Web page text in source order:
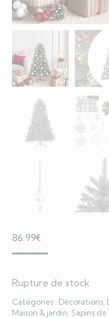
86.99€
Rupture de stock
Catégories : Décorations
Maison & jardin Sapins